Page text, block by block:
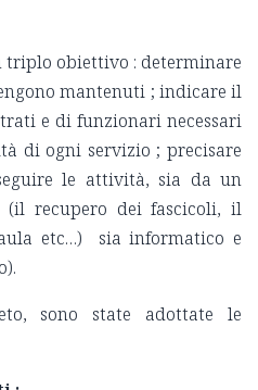
triplo obiettivo : determinare
mantenuti ; indicare il
e di funzionari necessari
di ogni servizio ; precisare
le attività, sia da un
recupero dei fascicoli, il
etc…) sia informatico e
sono state adottate le